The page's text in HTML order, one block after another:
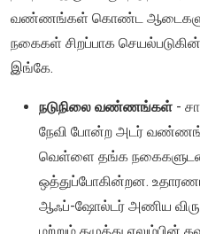
வண்ணங்கள் கொண்ட
நகைகள் சிறப்பாக
இங்கே.
நடுநிலை வண்ணங்கள் -
நேவி போன்ற அடர்
வெள்ளை தங்க நகைகளுடன்
ஒத்துப்போகின்றன.
ஆஃப்-ஷோல்டர் அணிய